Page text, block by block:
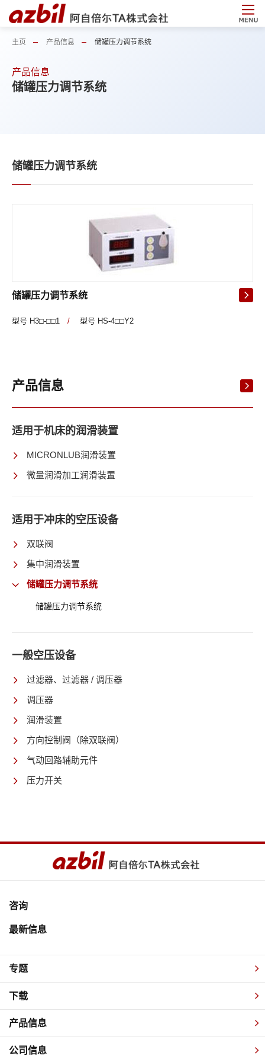
主页 产品信息 储罐压力调节系统
产品信息
储罐压力调节系统
产品信息
适用于机床的润滑装置
MICRONLUB润滑装置
微量润滑加工润滑装置
适用于冲床的空压设备
双联阀
集中润滑装置
储罐压力调节系统
储罐压力调节系统
一般空压设备
过滤器、过滤器 / 调压器
调压器
润滑装置
方向控制阀（除双联阀）
气动回路辅助元件
压力开关
储罐压力调节系统
储罐压力调节系统
型号 H3□-□□1 / 型号 HS-4□□Y2
咨询
最新信息
专题
下载
产品信息
公司信息